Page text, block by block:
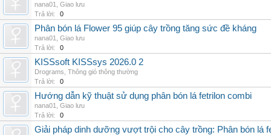
nana01
Giao lưu
Trả lời:
0
Phân bón lá Flower 95 giúp cây trồng tăng sức đề kháng
nana01
Giao lưu
Trả lời:
0
KISSsoft KISSsys 2026.0 2
Drograms Thông gió thông thường
Trả lời:
0
Hướng dẫn kỹ thuật sử dụng phân bón lá fetrilon combi
nana01
Giao lưu
Trả lời:
0
Giải pháp dinh dưỡng vượt trội cho cây trồng: Phân bón lá